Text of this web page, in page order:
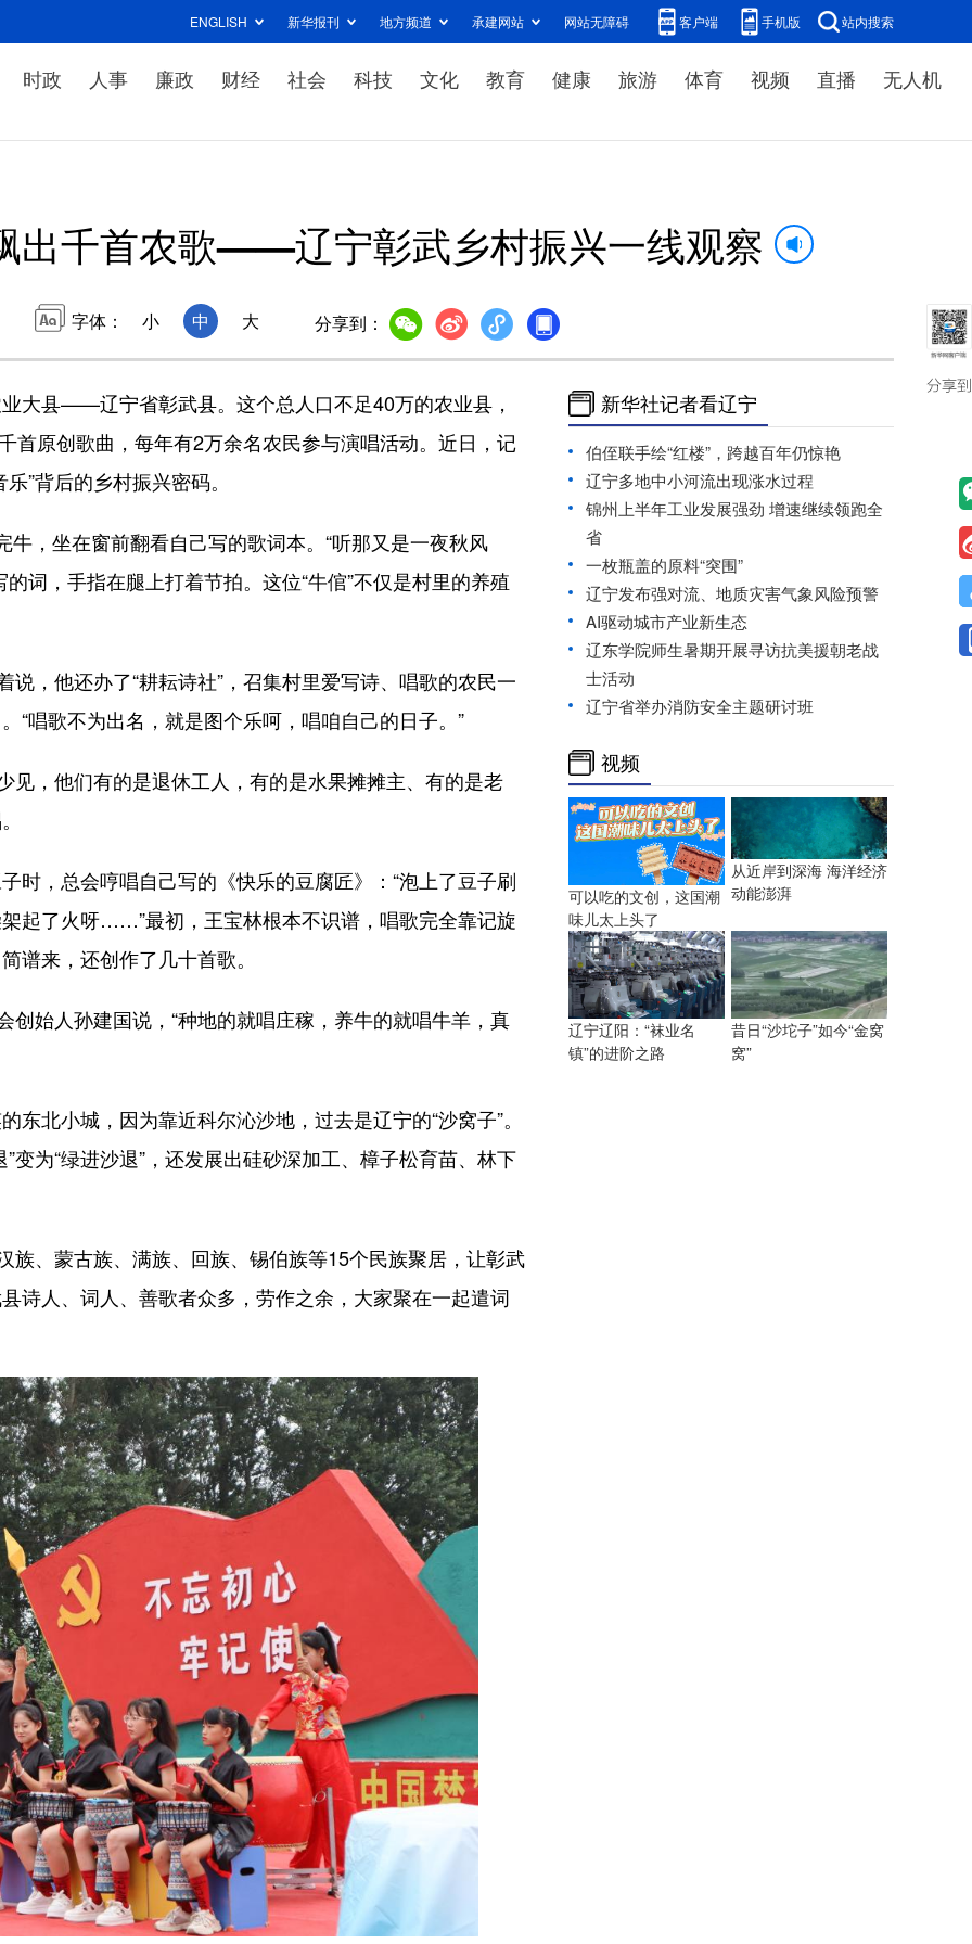
ENGLISH 新华报刊 地方频道 承建网站 网站无障碍 客户端 手机版 站内搜索
时政 人事 廉政 财经 社会 科技 文化 教育 健康 旅游 体育 视频 直播 无人机
出千首农歌——辽宁彰武乡村振兴一线观察
字体： 小 中 大 分享到：
县——辽宁省彰武县。这个总人口不足40万的农业县，
首原创歌曲，每年有2万余名农民参与演唱活动。近日，记
”背后的乡村振兴密码。
，坐在窗前翻看自己写的歌词本。“听那又是一夜秋风
词，手指在腿上打着节拍。这位“牛倌”不仅是村里的养殖
，他还办了“耕耘诗社”，召集村里爱写诗、唱歌的农民一
“唱歌不为出名，就是图个乐呵，唱咱自己的日子。”
，他们有的是退休工人，有的是水果摊摊主、有的是老
，总会哼唱自己写的《快乐的豆腐匠》：“泡上了豆子刷
起了火呀……”最初，王宝林根本不识谱，唱歌完全靠记旋
谱来，还创作了几十首歌。
始人孙建国说，“种地的就唱庄稼，养牛的就唱牛羊，真
北小城，因为靠近科尔沁沙地，过去是辽宁的“沙窝子”。
变为“绿进沙退”，还发展出硅砂深加工、樟子松育苗、林下
、蒙古族、满族、回族、锡伯族等15个民族聚居，让彰武
诗人、词人、善歌者众多，劳作之余，大家聚在一起遣词
新华社记者看辽宁
伯侄联手绘“红楼”，跨越百年仍惊艳
辽宁多地中小河流出现涨水过程
锦州上半年工业发展强劲 增速继续领跑全
省
一枚瓶盖的原料“突围”
辽宁发布强对流、地质灾害气象风险预警
AI驱动城市产业新生态
辽东学院师生暑期开展寻访抗美援朝老战
士活动
辽宁省举办消防安全主题研讨班
视频
可以吃的文创，这国潮
味儿太上头了
从近岸到深海 海洋经济
动能澎湃
辽宁辽阳：“袜业名
镇”的进阶之路
昔日“沙坨子”如今“金窝
窝”